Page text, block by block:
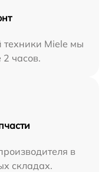
техники Miele мы
2 часов.
в
складах.